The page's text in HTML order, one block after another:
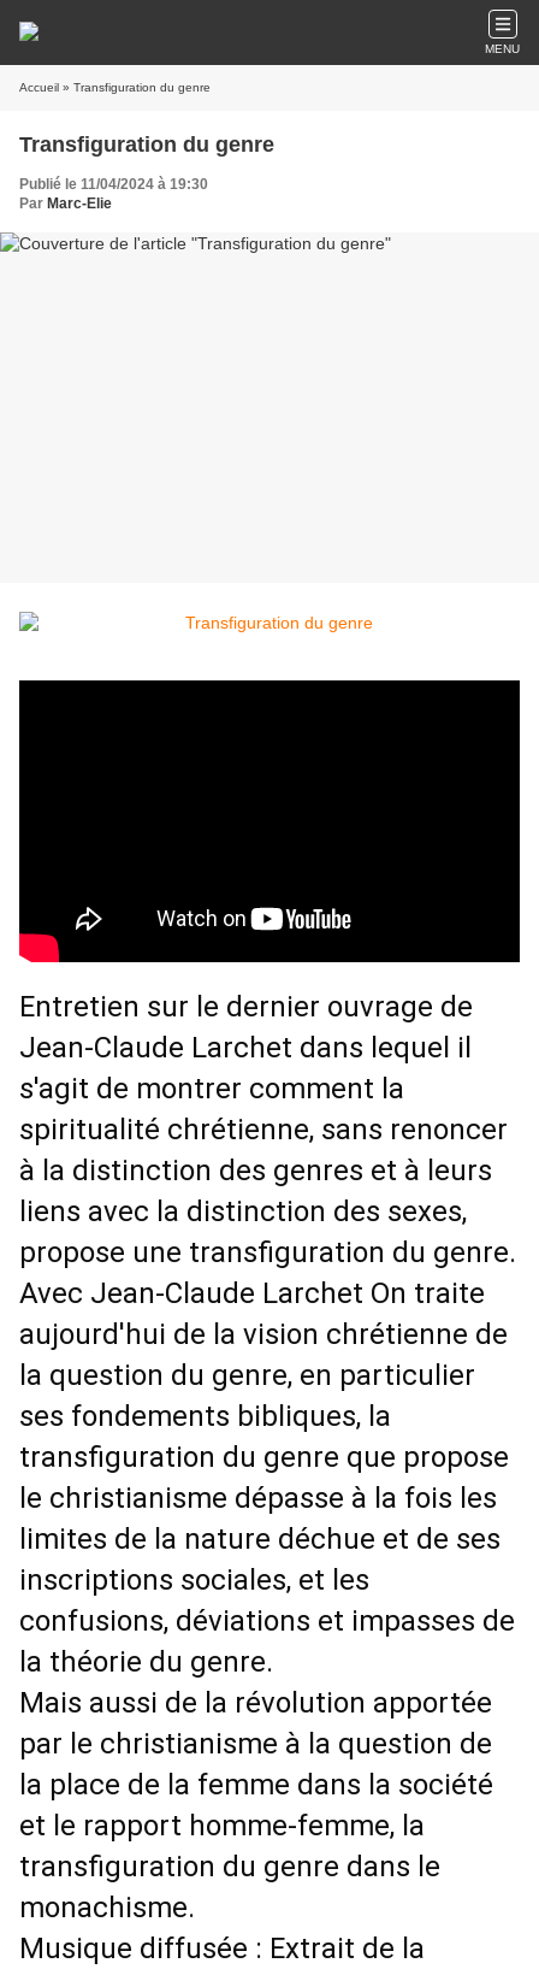
MENU
Accueil » Transfiguration du genre
Transfiguration du genre
Publié le 11/04/2024 à 19:30
Par Marc-Elie
Entretien sur le dernier ouvrage de
Jean-Claude Larchet dans lequel il
s'agit de montrer comment la
spiritualité chrétienne, sans renoncer
à la distinction des genres et à leurs
liens avec la distinction des sexes,
Avec Jean-Claude Larchet On traite
aujourd'hui de la vision chrétienne de
la question du genre, en particulier
ses fondements bibliques, la
transfiguration du genre que propose
le christianisme dépasse à la fois les
limites de la nature déchue et de ses
inscriptions sociales, et les
confusions, déviations et impasses de
la théorie du genre.
Mais aussi de la révolution apportée
par le christianisme à la question de
la place de la femme dans la société
et le rapport homme-femme, la
transfiguration du genre dans le
monachisme.
Musique diffusée : Extrait de la